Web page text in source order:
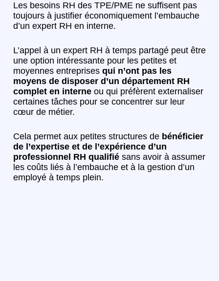
Les besoins RH des TPE/PME ne suffisent pas
toujours à justifier économiquement l’embauche
d’un expert RH en interne.
L’appel à un expert RH à temps partagé peut être
une option intéressante pour les petites et
moyennes entreprises qui n’ont pas les
moyens de disposer d’un département RH
complet en interneou qui préfèrent externaliser
certaines tâches pour se concentrer sur leur
cœur de métier.
Cela permet aux petites structures de bénéficier
de l’expertise et de l’expérience d’un
professionnel RH qualifiésans avoir à assumer
les coûts liés à l’embauche et à la gestion d’un
employé à temps plein.